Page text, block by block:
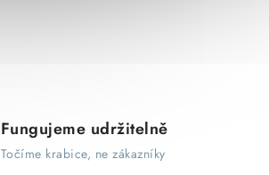
Fungujeme udržitelně
Točíme krabice, ne zákazníky